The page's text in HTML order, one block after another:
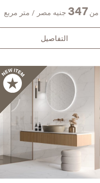
من347 جنيه مصر / متر مربع
التفاصيل